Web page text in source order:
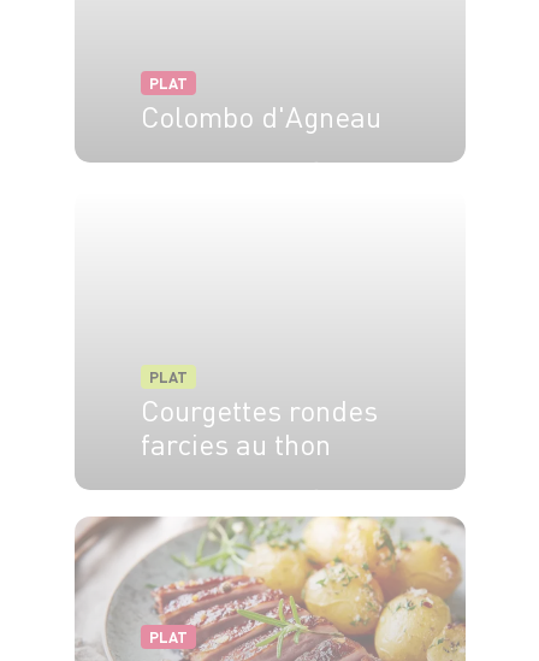
PLAT
Colombo d'Agneau
PLAT
Courgettes rondes
farcies au thon
PLAT